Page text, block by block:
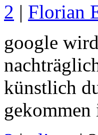
2 | Florian
google
künstlich
gekommen